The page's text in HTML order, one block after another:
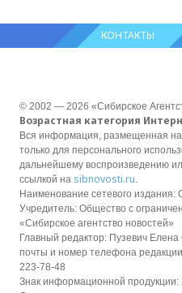
КОНТАКТЫ
© 2002 — 2026 «Сибирское
Возрастная категория
Вся информация, размещенная
только для персонального
дальнейшему воспроизведению
ссылкой на sibnovosti.ru
Наименование сетевого издания:
Учредитель: Общество с
«Сибирское агентство новостей»
Главный редактор: Пузевич
почты и номер телефона
223-78-48
Знак информационной продукции: